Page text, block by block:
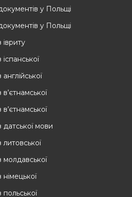
у Польщi
у Польщi
мови